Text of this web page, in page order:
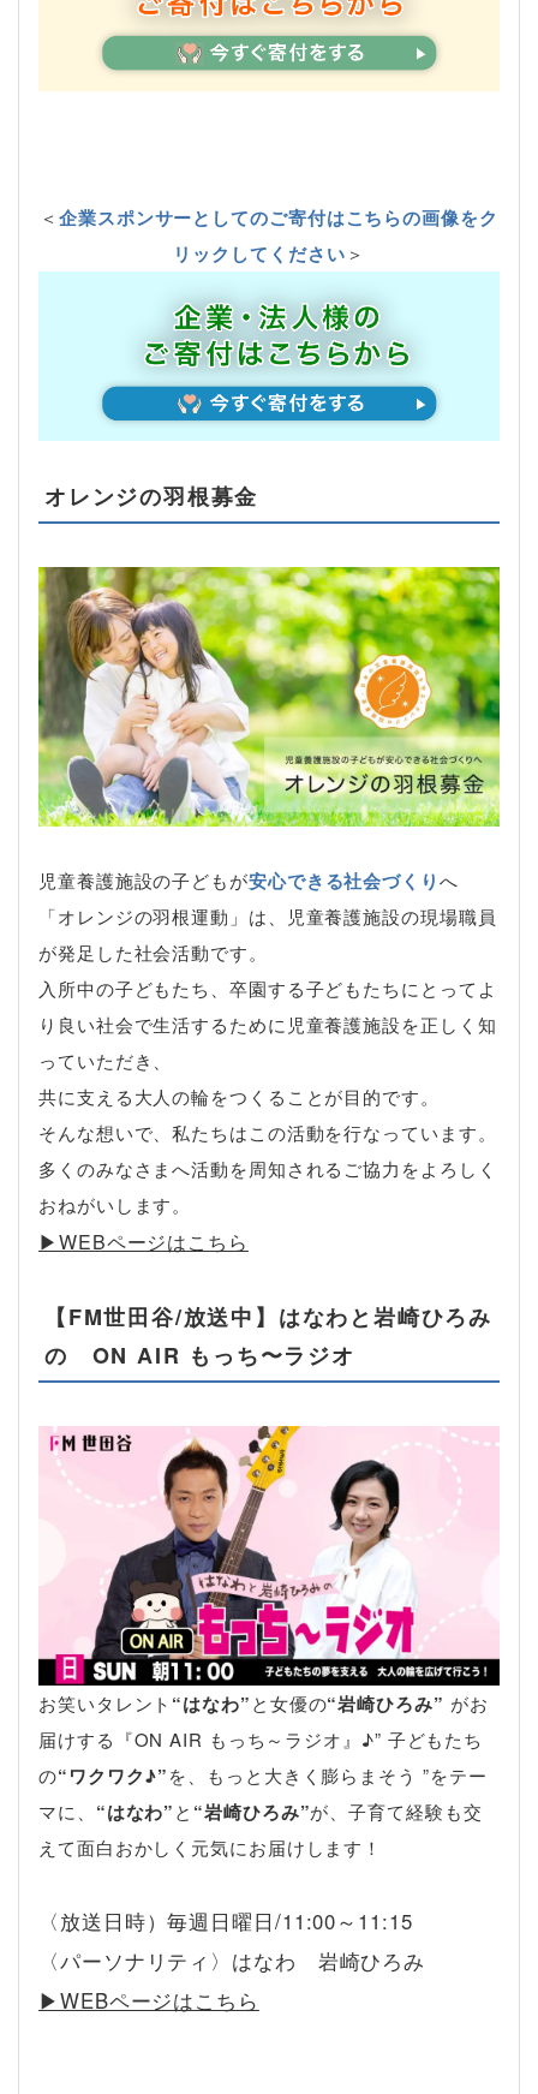
＜企業スポンサーとしてのご寄付はこちらの画像をク
リックしてください＞
オレンジの羽根募金
児童養護施設の子どもが安心できる社会づくりへ
「オレンジの羽根運動」は、児童養護施設の現場職員
が発足した社会活動です。
入所中の子どもたち、卒園する子どもたちにとってよ
り良い社会で生活するために児童養護施設を正しく知
っていただき、
共に支える大人の輪をつくることが目的です。
そんな想いで、私たちはこの活動を行なっています。
多くのみなさまへ活動を周知されるご協力をよろしく
おねがいします。
▶︎WEBページはこちら
【FM世田谷/放送中】はなわと岩崎ひろみ
の ON AIR もっち〜ラジオ
お笑いタレント “はなわ”と女優の“岩崎ひろみ” がお
届けする『ON AIR もっち～ラジオ』♪” 子どもたち
の“ワクワク♪”を、もっと大きく膨らまそう ”をテー
マに、 “はなわ”と “岩崎ひろみ”が、子育て経験も交
えて面白おかしく元気にお届けします！
〈放送日時）毎週日曜日/11:00～11:15
〈パーソナリティ〉はなわ 岩崎ひろみ
▶︎WEBページはこちら